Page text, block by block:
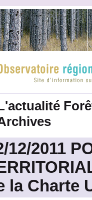
12/2011
la Charte